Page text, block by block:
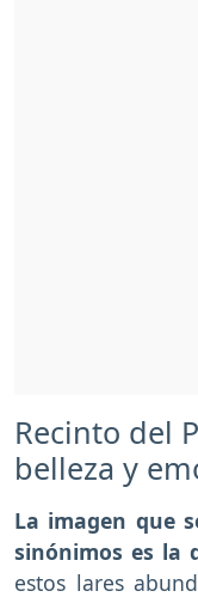
Recinto del
belleza y
La imagen que
sinónimos es la
estos lares